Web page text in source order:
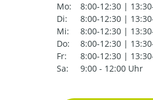
Mo:
8:00-12:30 |
Di:
8:00-12:30 |
Mi:
8:00-12:30 |
Do:
8:00-12:30 |
Fr:
8:00-12:30 |
Sa:
9:00 - 12:00 Uhr